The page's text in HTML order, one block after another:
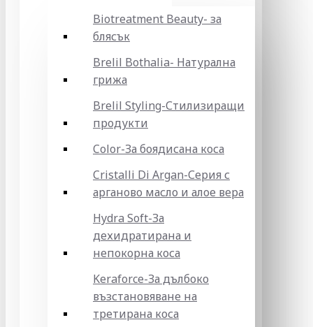
Biotreatment Beauty- за
блясък
Brelil Bothalia- Натурална
грижа
Brelil Styling-Стилизиращи
продукти
Color-За боядисана коса
Cristalli Di Argan-Серия с
арганово масло и алое вера
Hydra Soft-За
дехидратирана и
непокорна коса
Keraforce-За дълбоко
възстановяване на
третирана коса